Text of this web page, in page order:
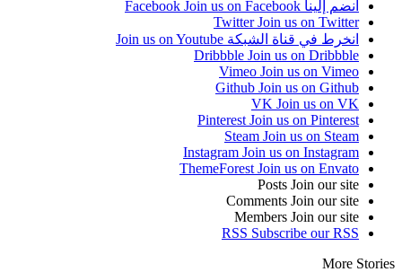
انضم إلينا Facebook Join us on Facebook
Twitter Join us on Twitter
انخرط في قناة الشبكة Join us on Youtube
Dribbble Join us on Dribbble
Vimeo Join us on Vimeo
Github Join us on Github
VK Join us on VK
Pinterest Join us on Pinterest
Steam Join us on Steam
Instagram Join us on Instagram
ThemeForest Join us on Envato
Posts Join our site
Comments Join our site
Members Join our site
RSS Subscribe our RSS
More Stories